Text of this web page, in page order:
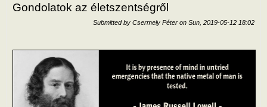
Gondolatok az életszentségről
Submitted by Csermely Péter on Sun, 2019-05-12 18:02